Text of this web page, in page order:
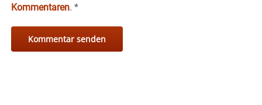
Kommentaren. *